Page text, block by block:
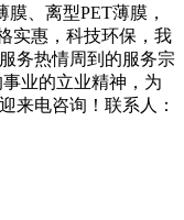
、离型PET薄膜，
实惠，科技环保，我
务热情周到的服务宗
业的立业精神，为
来电咨询！联系人：